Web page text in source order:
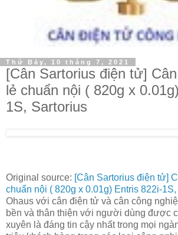
Thứ Bảy, 10 tháng 7, 2021
[Cân Sartorius điện tử]
lẻ chuẩn nội ( 820g x
1S, Sartorius
Original source: [Cân Sartorius điện tử]
chuẩn nội ( 820g x 0.01g) Entris 822i-
Ohaus với cân điện tử và cân công
bền và thân thiện với người dùng được
xuyên là đáng tin cậy nhất trong mọi